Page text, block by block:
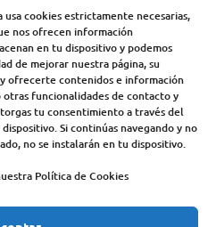
cookies estrictamente necesarias,
nos ofrecen información
en tu dispositivo y podemos
de mejorar nuestra página, su
ofrecerte contenidos e información
otras funcionalidades de contacto y
tu consentimiento a través del
Si continúas navegando y no
no se instalarán en tu dispositivo.
Política de Cookies
Corazón
34200 – Venta de Baños